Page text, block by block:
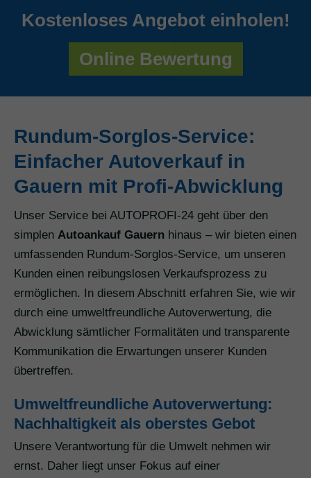
Kostenloses Angebot einholen!
Online Bewertung
Rundum-Sorglos-Service:
Einfacher Autoverkauf in
Gauern mit Profi-Abwicklung
Unser Service bei AUTOPROFI-24 geht über den
simplen Autoankauf Gauern hinaus – wir bieten einen
umfassenden Rundum-Sorglos-Service, um unseren
Kunden einen reibungslosen Verkaufsprozess zu
ermöglichen. In diesem Abschnitt erfahren Sie, wie wir
durch eine umweltfreundliche Autoverwertung, die
Abwicklung sämtlicher Formalitäten und transparente
Kommunikation die Erwartungen unserer Kunden
übertreffen.
Umweltfreundliche Autoverwertung:
Nachhaltigkeit als oberstes Gebot
Unsere Verantwortung für die Umwelt nehmen wir
ernst. Daher liegt unser Fokus auf einer